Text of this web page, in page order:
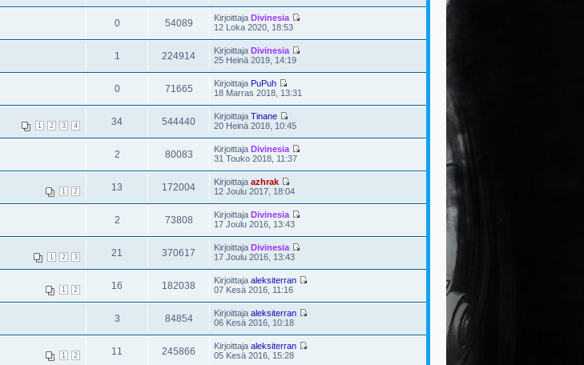
0 54089 Kirjoittaja Divinesia
12 Loka 2020, 18:53
1 224914 Kirjoittaja Divinesia
25 Heinä 2019, 14:19
0 71665 Kirjoittaja PuPuh
18 Marras 2018, 13:31
1 2 3 4 34 544440 Kirjoittaja Tinane
20 Heinä 2018, 10:45
2 80083 Kirjoittaja Divinesia
31 Touko 2018, 11:37
1 2 13 172004 Kirjoittaja azhrak
12 Joulu 2017, 18:04
2 73808 Kirjoittaja Divinesia
17 Joulu 2016, 13:43
1 2 3 21 370617 Kirjoittaja Divinesia
17 Joulu 2016, 13:43
1 2 16 182038 Kirjoittaja aleksiterran
07 Kesä 2016, 11:16
3 84854 Kirjoittaja aleksiterran
06 Kesä 2016, 10:18
1 2 11 245866 Kirjoittaja aleksiterran
05 Kesä 2016, 15:28